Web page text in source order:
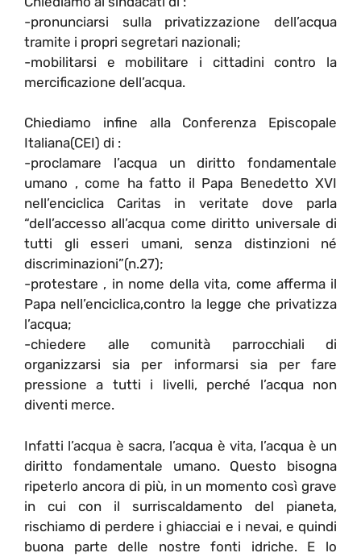
-pronunciarsi sulla privatizzazione dell’acqua
tramite i propri segretari nazionali;
-mobilitarsi e mobilitare i cittadini contro la
mercificazione dell’acqua.
Chiediamo infine alla Conferenza Episcopale
Italiana(CEI) di :
-proclamare l’acqua un diritto fondamentale
umano , come ha fatto il Papa Benedetto XVI
nell’enciclica Caritas in veritate dove parla
“dell’accesso all’acqua come diritto universale di
tutti gli esseri umani, senza distinzioni né
discriminazioni”(n.27);
-protestare , in nome della vita, come afferma il
Papa nell’enciclica,contro la legge che privatizza
l’acqua;
-chiedere alle comunità parrocchiali di
organizzarsi sia per informarsi sia per fare
pressione a tutti i livelli, perché l’acqua non
diventi merce.
Infatti l’acqua è sacra, l’acqua è vita, l’acqua è un
diritto fondamentale umano. Questo bisogna
ripeterlo ancora di più, in un momento così grave
in cui con il surriscaldamento del pianeta,
rischiamo di perdere i ghiacciai e i nevai, e quindi
buona parte delle nostre fonti idriche. E lo